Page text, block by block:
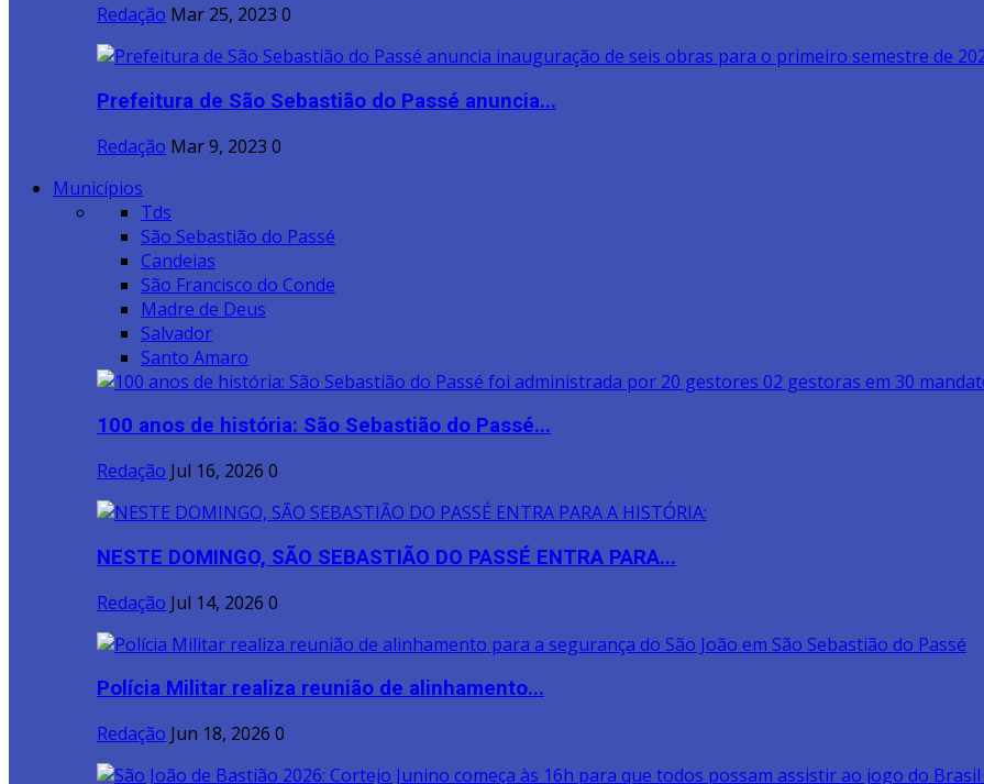
Redação Mar 25, 2023 0
Prefeitura de São Sebastião do Passé anuncia...
Redação Mar 9, 2023 0
Municípios
Tds
São Sebastião do Passé
Candeias
São Francisco do Conde
Madre de Deus
Salvador
Santo Amaro
100 anos de história: São Sebastião do Passé...
Redação Jul 16, 2026 0
NESTE DOMINGO, SÃO SEBASTIÃO DO PASSÉ ENTRA PARA...
Redação Jul 14, 2026 0
Polícia Militar realiza reunião de alinhamento...
Redação Jun 18, 2026 0